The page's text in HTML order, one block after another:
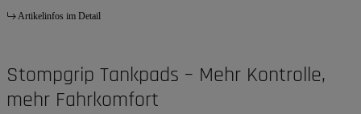
Artikelinfos im Detail
Stompgrip Tankpads – Mehr Kontrolle,
mehr Fahrkomfort